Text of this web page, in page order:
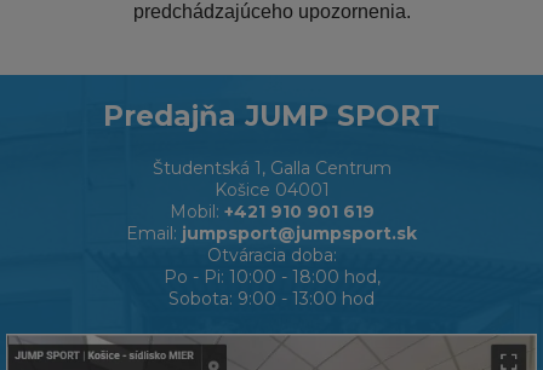
predchádzajúceho upozornenia.
Predajňa JUMP SPORT
Študentská 1, Galla Centrum
Košice 04001
Mobil: +421 910 901 619
Email: jumpsport@jumpsport.sk
Otváracia doba:
Po - Pi: 10:00 - 18:00 hod,
Sobota: 9:00 - 13:00 hod